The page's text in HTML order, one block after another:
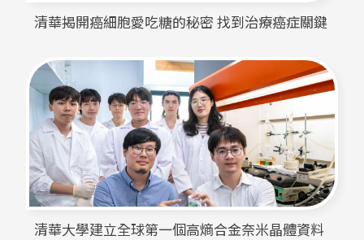
清華揭開癌細胞愛吃糖的秘密 找到治療癌症關鍵
清華大學建立全球第一個高熵合金奈米晶體資料